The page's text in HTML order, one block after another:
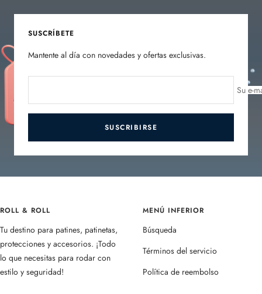
diapositiva
diapositiva
diapositiva
diapositiva
SUSCRÍBETE
Mantente al día con novedades y ofertas exclusivas.
Su e-
SUSCRIBIRSE
ROLL & ROLL
Tu destino para patines, patinetas,
protecciones y accesorios. ¡Todo
lo que necesitas para rodar con
estilo y seguridad!
MENÚ INFERIOR
Búsqueda
Términos del servicio
Política de reembolso